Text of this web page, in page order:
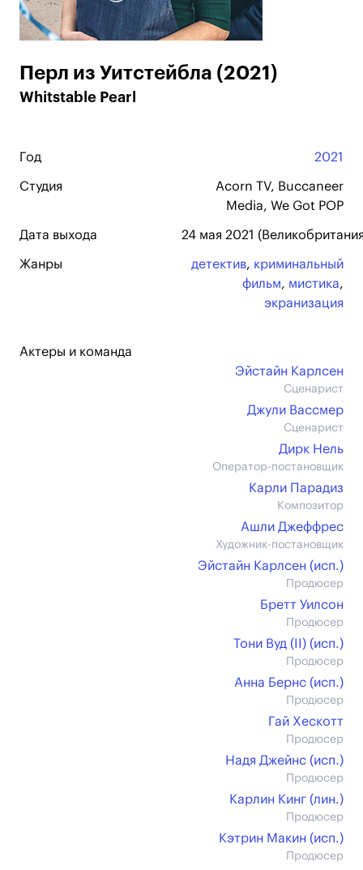
Перл из Уитстейбла (2021)
Whitstable Pearl
Год 2021
Студия
Acorn TV, Buccaneer
Media, We Got POP
Дата выхода 24 мая 2021
Жанры детектив, криминальный
фильм, мистика,
экранизация
Актеры и команда
Эйстайн Карлсен
Сценарист
Джули Вассмер
Сценарист
Дирк Нель
Оператор-постановщик
Карли Парадиз
Композитор
Ашли Джеффрес
Художник-постановщик
Эйстайн Карлсен (иcп.)
Продюсер
Бретт Уилсон
Продюсер
Тони Вуд (II) (иcп.)
Продюсер
Анна Бернс (иcп.)
Продюсер
Гай Хескотт
Продюсер
Надя Джейнс (иcп.)
Продюсер
Карлин Кинг (лин.)
Продюсер
Кэтрин Макин (иcп.)
Продюсер